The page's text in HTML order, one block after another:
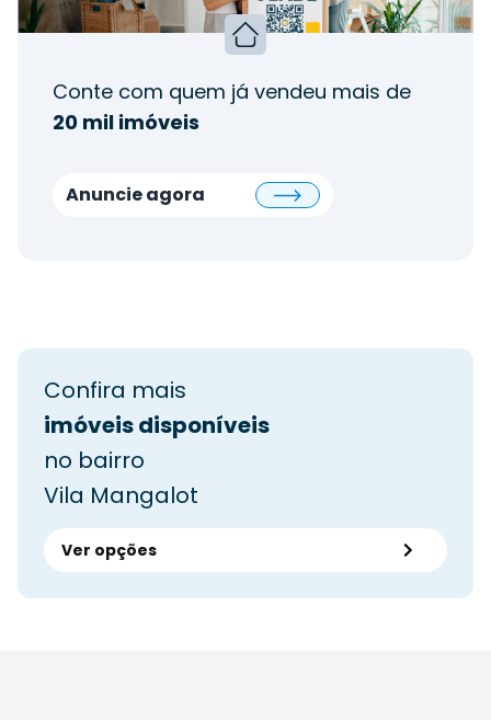
Conte com quem já vendeu mais de
20 mil imóveis
Anuncie agora
Confira mais
imóveis disponíveis
no bairro
Vila Mangalot
Ver opções